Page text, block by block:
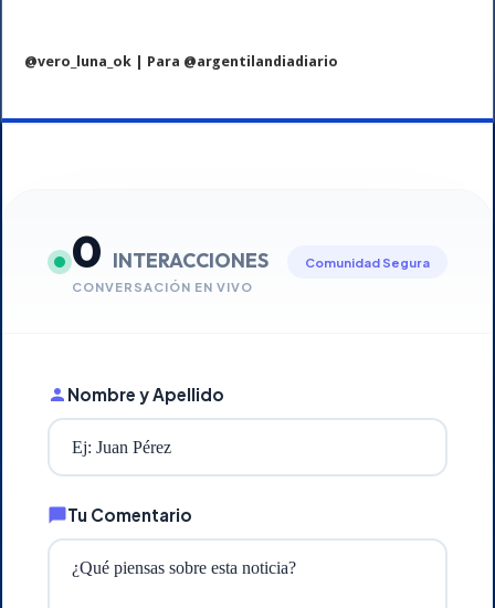
@vero_luna_ok | Para @argentilandiadiario
0 INTERACCIONES
CONVERSACIÓN EN VIVO
Comunidad Segura
Nombre y Apellido
Tu Comentario